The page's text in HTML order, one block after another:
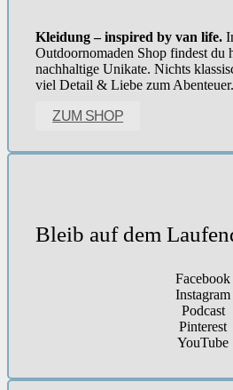
Kleidung – inspired by van life.
Outdoornomaden Shop findest du
nachhaltige Unikate. Nichts
viel Detail & Liebe zum Abenteuer.
ZUM SHOP
Bleib auf dem
Facebook
Instagram
Podcast
Pinterest
YouTube